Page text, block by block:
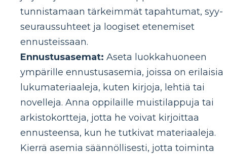
tunnistamaan tärkeimmät tapahtumat, syy-
seuraussuhteet ja loogiset etenemiset
ennusteissaan.
Ennustusasemat: Aseta luokkahuoneen
ympärille ennustusasemia, joissa on erilaisia ​​
lukumateriaaleja, kuten kirjoja, lehtiä tai
novelleja. Anna oppilaille muistilappuja tai
arkistokortteja, jotta he voivat kirjoittaa
ennusteensa, kun he tutkivat materiaaleja.
Kierrä asemia säännöllisesti, jotta toiminta